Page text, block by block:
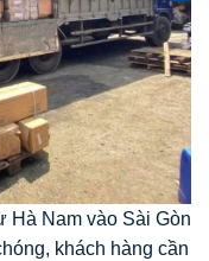
Hà Nam vào Sài Gòn
khách hàng cần